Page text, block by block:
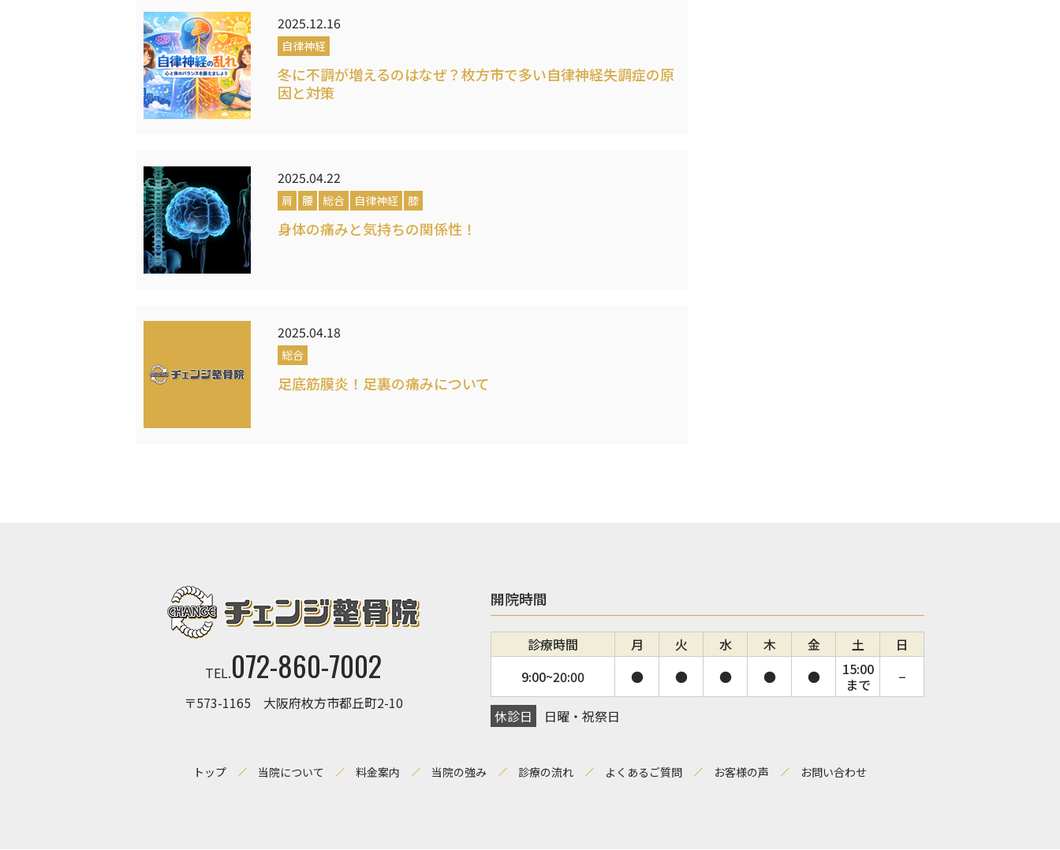
2025.12.16
自律神経
冬に不調が増えるのはなぜ？枚方市で多い自律神経失調症の原
因と対策
2025.04.22
肩 腰 総合 自律神経 膝
身体の痛みと気持ちの関係性！
2025.04.18
総合
足底筋膜炎！足裏の痛みについて
TEL.072-860-7002
〒573-1165 大阪府枚方市都丘町2-10
開院時間
診療時間 月 火 水 木 金 土
日
9:00~20:00 ● ● ● ● ●
15:00
まで
−
休診日 日曜・祝祭日
トップ 当院について 料金案内 当院の強み 診療の流れ よくあるご質問 お客様の声 お問い合わせ